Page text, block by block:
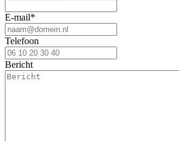
E-mail*
Telefoon
Bericht